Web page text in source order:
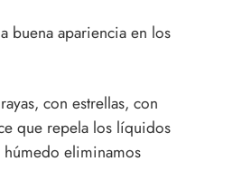
buena apariencia en los
con estrellas, con
que repela los líquidos
eliminamos